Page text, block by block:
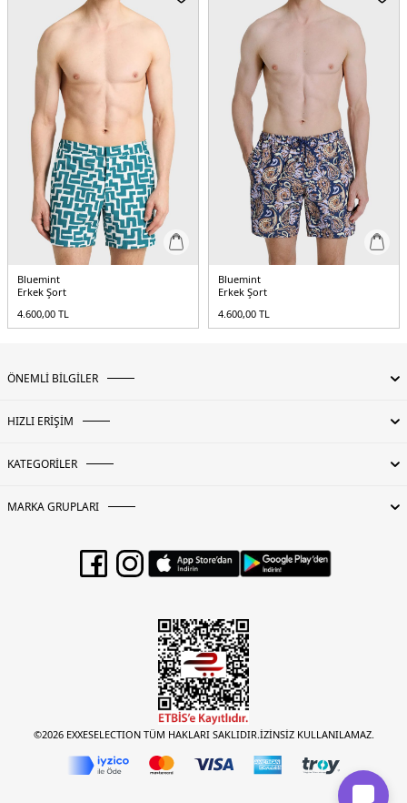
Bluemint
Erkek Şort
4.600,00 TL
Bluemint
Erkek Şort
4.600,00 TL
ÖNEMLİ BİLGİLER
HIZLI ERİŞİM
KATEGORİLER
MARKA GRUPLARI
©2026 EXXESELECTION TÜM HAKLARI SAKLIDIR.İZİNSİZ KULLANILAMAZ.